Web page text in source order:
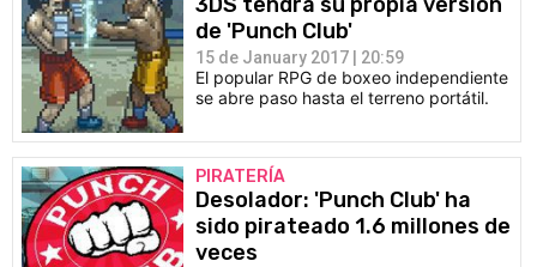
de 'Punch Club'
15 de January 2017 | 20:59
El popular RPG de boxeo independiente
se abre paso hasta el terreno portátil.
PIRATERÍA
Desolador: 'Punch Club' ha
sido pirateado 1.6 millones de
veces